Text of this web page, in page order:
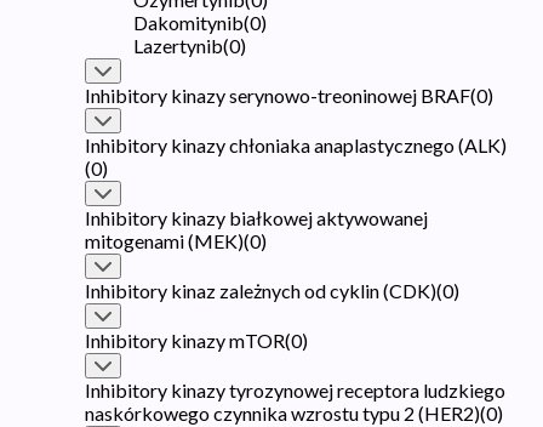
Dakomitynib(0)
Lazertynib(0)
Inhibitory kinazy serynowo-treoninowej BRAF(0)
Inhibitory kinazy chłoniaka anaplastycznego (ALK)
(0)
Inhibitory kinazy białkowej aktywowanej
mitogenami (MEK)(0)
Inhibitory kinaz zależnych od cyklin (CDK)(0)
Inhibitory kinazy mTOR(0)
Inhibitory kinazy tyrozynowej receptora ludzkiego
naskórkowego czynnika wzrostu typu 2 (HER2)(0)